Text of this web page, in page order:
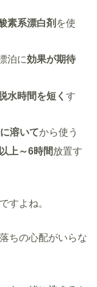
素系漂白剤 を使
泊に効果が期待
水時間を短くす
溶いてから使う
上～6時間放置す
すよね。
ちの心配がいらな